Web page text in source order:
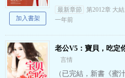
極品渣渣她不屑的冷
斗，宮斗算什么？任
最新章節
第2012章 大
一年前
加入書架
老公V5：寶貝，吃定
言情
（已完結，新書《蜜